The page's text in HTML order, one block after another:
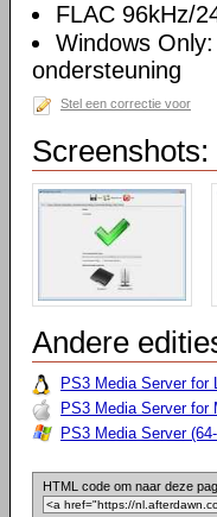
FLAC 96kHz/
Windows
ondersteuning
Stel een correctie voor
Screenshots:
Andere
PS3 Media Server for
PS3 Media Server for
PS3 Media Server
HTML code om naar deze